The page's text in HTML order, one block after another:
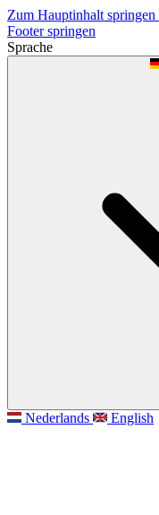
Zum Hauptinhalt springen
Footer springen
Sprache
Nederlands English